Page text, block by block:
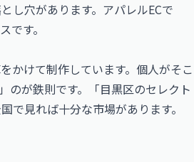
し穴があります。アパレルECで
です。
かけて制作しています。個人がそこ
のが鉄則です。「目黒区のセレクト
で見れば十分な市場があります。